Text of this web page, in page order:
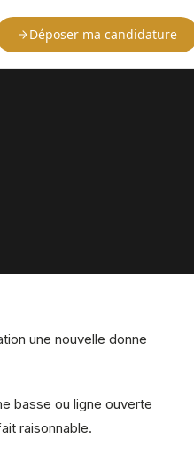
Déposer ma candidature
une nouvelle donne
basse ou ligne ouverte
raisonnable.